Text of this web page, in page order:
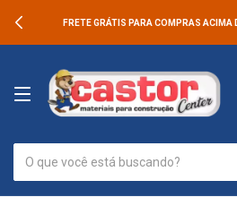
FRETE GRÁTIS PARA COMPRAS ACIMA